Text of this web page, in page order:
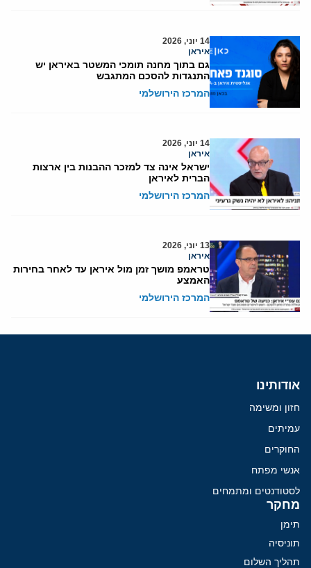
14 יוני, 2026
איראן
גם בתוך מחנה תומכי המשטר באיראן יש
התנגדות להסכם המתגבש
המרכז הירושלמי
14 יוני, 2026
איראן
ישראל אינה צד למזכר ההבנות בין ארצות
הברית לאיראן
המרכז הירושלמי
13 יוני, 2026
איראן
טראמפ מושך זמן מול איראן עד לאחר בחירות
האמצע
המרכז הירושלמי
אודותינו
חזון ומשימה
עמיתים
החוקרים
אנשי מפתח
לסטודנטים ומתמחים
מחקר
תימן
תוניסיה
תהליך השלום